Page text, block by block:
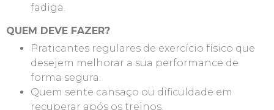
fadiga.
QUEM DEVE FAZER?
Praticantes regulares de exercício físico que
desejem melhorar a sua performance de
forma segura.
Quem sente cansaço ou dificuldade em
recuperar após os treinos.